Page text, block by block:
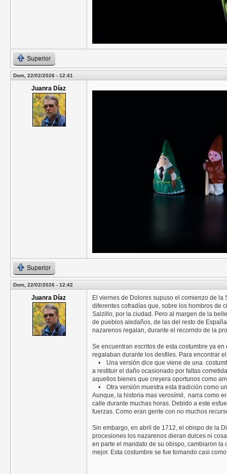
Superior
Dom, 22/02/2026 - 12:41
Juanra Díaz
Superior
Dom, 22/02/2026 - 12:42
Juanra Díaz
El viernes de Dolores supuso el comienzo de
diferentes cofradías que, sobre los hombros de
Salzillo, por la ciudad. Pero al margen de la
de pueblos aledaños, de las del resto de
nazarenos regalan, durante el recorrido de la
Se encuentran escritos de esta costumbre ya
regalaban durante los desfiles. Para encontrar
• Una versión dice que viene de una
a restituir el daño ocasionado por faltas
aquellos bienes que creyera oportunos como
• Otra versión muestra esta tradición como
Aunque, la historia mas verosímil, narra como
calle durante muchas horas. Debido a este
fuerzas. Como eran gente con no muchos
Sin embargo, en abril de 1712, el obispo de la
procesiones los nazarenos dieran dulces ni
en parte el mandato de su obispo, cambiaron
mejor. Esta costumbre se fue tomando casi